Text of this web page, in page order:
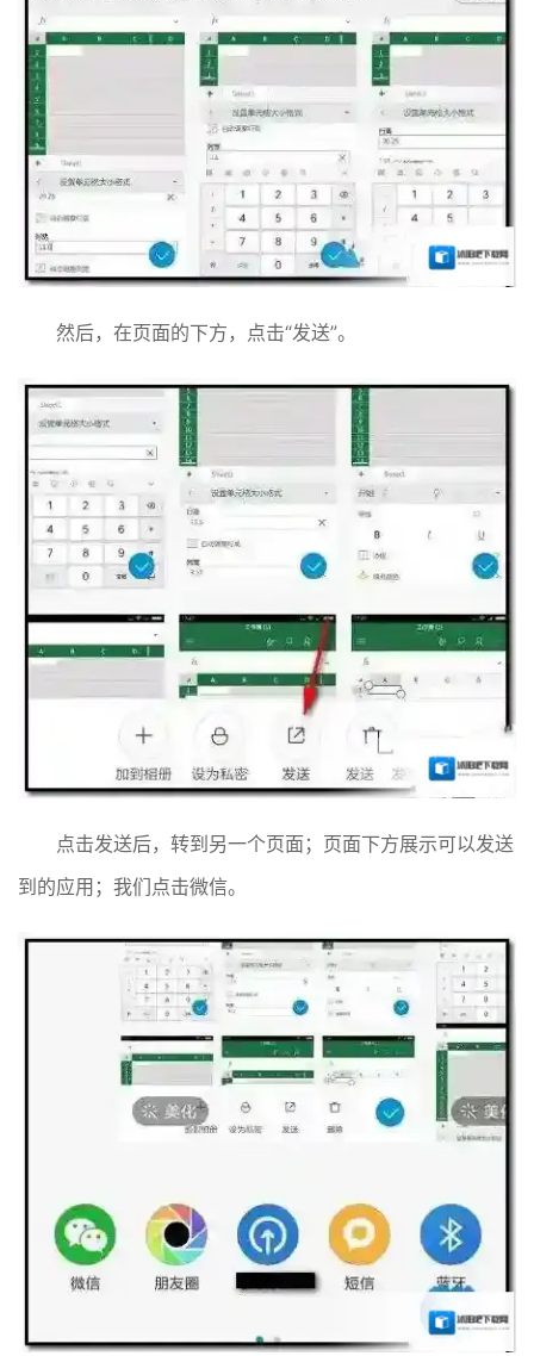
然后，在页面的下方，点击“发送”。
点击发送后，转到另一个页面；页面下方展示可以发送
到的应用；我们点击微信。